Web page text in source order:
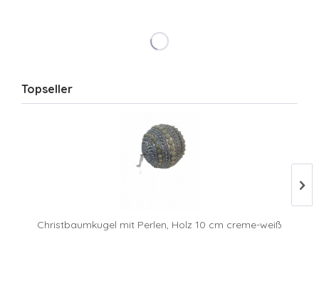
Topseller
Christbaumkugel mit Perlen, Holz 10 cm creme-weiß